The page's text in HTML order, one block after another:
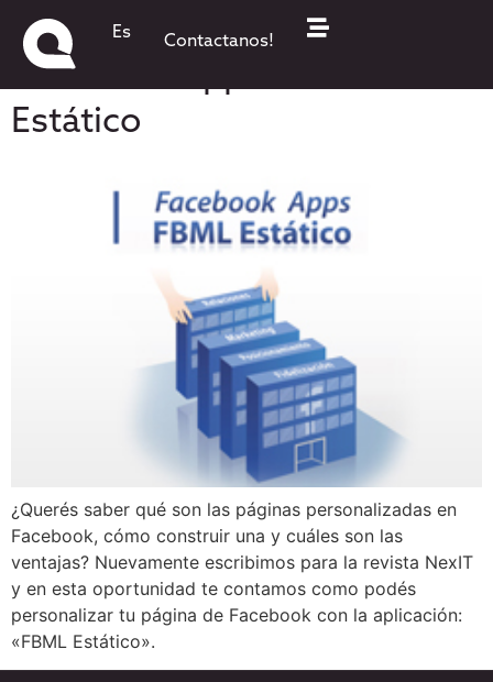
Es Contactanos!
QKStudio en NexIT,
Facebook Apps:FBML
Estático
¿Querés saber qué son las páginas personalizadas en
Facebook, cómo construir una y cuáles son las
ventajas? Nuevamente escribimos para la revista NexIT
y en esta oportunidad te contamos como podés
personalizar tu página de Facebook con la aplicación:
«FBML Estático».